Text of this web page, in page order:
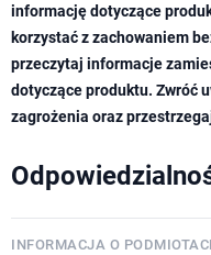
informację dotyczące
korzystać z zachowaniem
przeczytaj informacje
dotyczące produktu. Zwróć
zagrożenia oraz
INFORMACJA O